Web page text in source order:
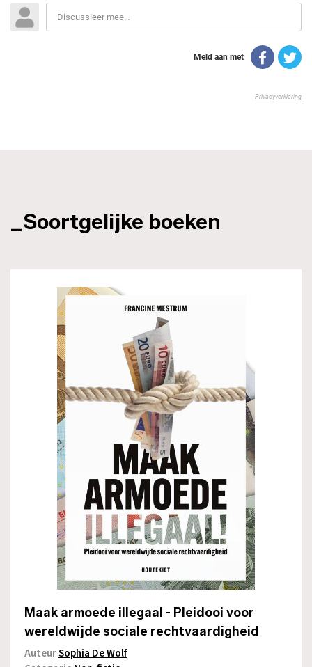
_Soortgelijke boeken
Maak armoede illegaal - Pleidooi voor
wereldwijde sociale rechtvaardigheid
AuteurSophia De Wolf